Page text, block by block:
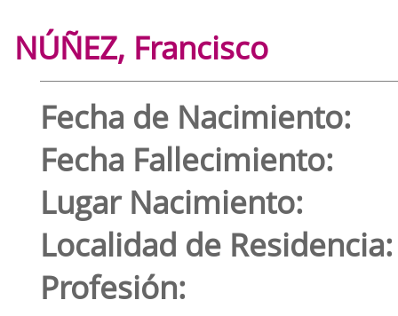
NÚÑEZ, Francisco
Fecha de Nacimiento:
Fecha Fallecimiento:
Lugar Nacimiento:
Localidad de Residencia:
Profesión: